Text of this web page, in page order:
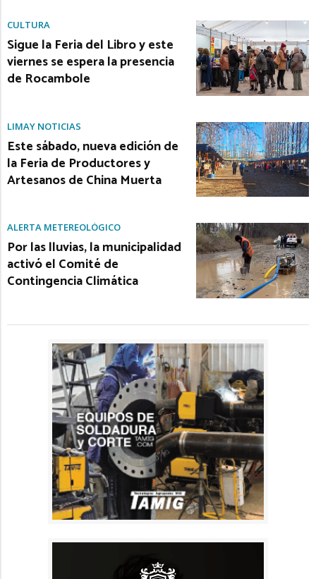
CULTURA
Sigue la Feria del Libro y este
viernes se espera la presencia
de Rocambole
LIMAY NOTICIAS
Este sábado, nueva edición de
la Feria de Productores y
Artesanos de China Muerta
ALERTA METEREOLÓGICO
Por las lluvias, la municipalidad
activó el Comité de
Contingencia Climática